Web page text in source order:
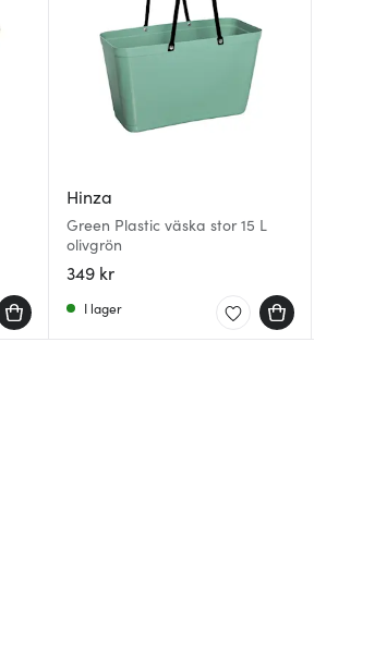
Hinza
Green Plastic väska stor 15 L
olivgrön
349 kr
I lager